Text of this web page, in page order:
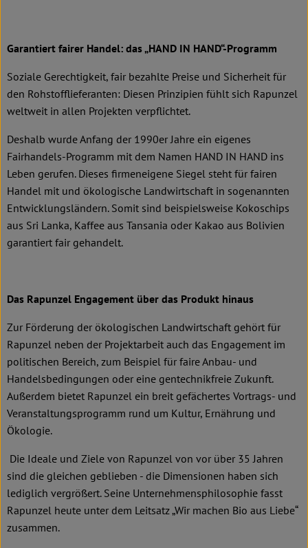
Garantiert fairer Handel: das „HAND IN HAND“-Programm
Soziale Gerechtigkeit, fair bezahlte Preise und Sicherheit für
den Rohstofflieferanten: Diesen Prinzipien fühlt sich Rapunzel
weltweit in allen Projekten verpflichtet.
Deshalb wurde Anfang der 1990er Jahre ein eigenes
Fairhandels-Programm mit dem Namen HAND IN HAND ins
Leben gerufen. Dieses firmeneigene Siegel steht für fairen
Handel mit und ökologische Landwirtschaft in sogenannten
Entwicklungsländern. Somit sind beispielsweise Kokoschips
aus Sri Lanka, Kaffee aus Tansania oder Kakao aus Bolivien
garantiert fair gehandelt.
Das Rapunzel Engagement über das Produkt hinaus
Zur Förderung der ökologischen Landwirtschaft gehört für
Rapunzel neben der Projektarbeit auch das Engagement im
politischen Bereich, zum Beispiel für faire Anbau- und
Handelsbedingungen oder eine gentechnikfreie Zukunft.
Außerdem bietet Rapunzel ein breit gefächertes Vortrags- und
Veranstaltungsprogramm rund um Kultur, Ernährung und
Ökologie.
Die Ideale und Ziele von Rapunzel von vor über 35 Jahren
sind die gleichen geblieben - die Dimensionen haben sich
lediglich vergrößert. Seine Unternehmensphilosophie fasst
Rapunzel heute unter dem Leitsatz „Wir machen Bio aus Liebe“
zusammen.